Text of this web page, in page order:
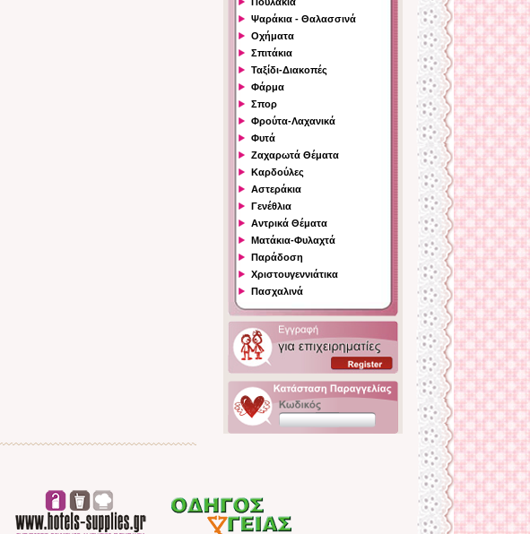
Ψαράκια - Θαλασσινά
Οχήματα
Σπιτάκια
Ταξίδι-Διακοπές
Φάρμα
Σπορ
Φρούτα-Λαχανικά
Φυτά
Ζαχαρωτά Θέματα
Καρδούλες
Αστεράκια
Γενέθλια
Αντρικά Θέματα
Ματάκια-Φυλαχτά
Παράδοση
Χριστουγεννιάτικα
Πασχαλινά